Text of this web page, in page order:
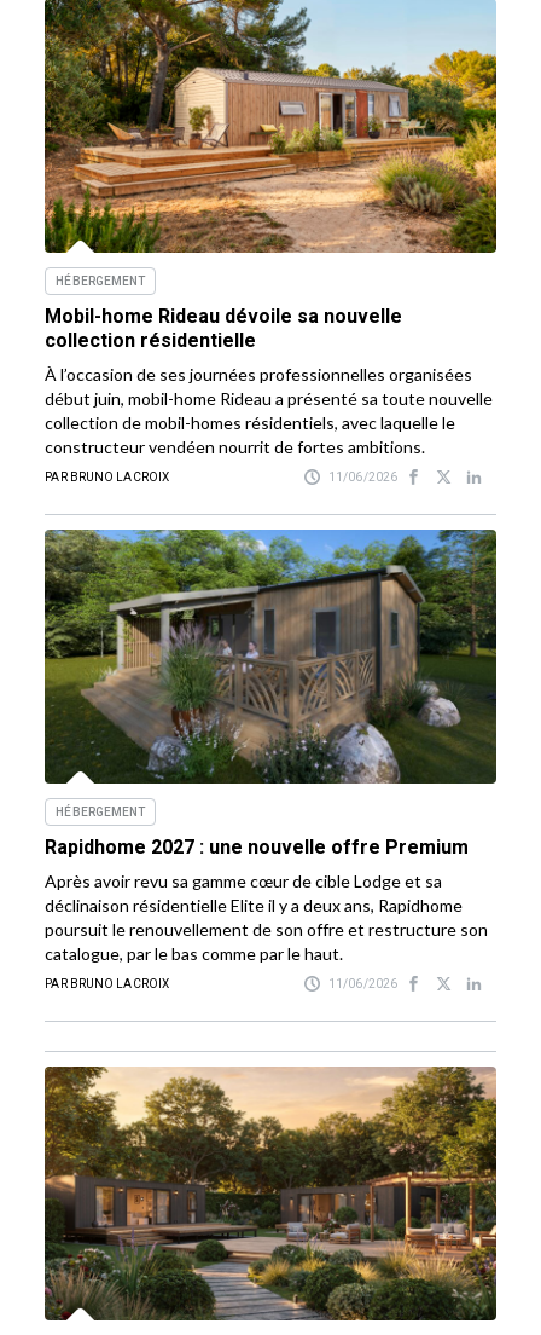
HÉBERGEMENT
Mobil-home Rideau dévoile sa nouvelle
collection résidentielle
À l’occasion de ses journées professionnelles organisées
début juin, mobil-home Rideau a présenté sa toute nouvelle
collection de mobil-homes résidentiels, avec laquelle le
constructeur vendéen nourrit de fortes ambitions.
PAR BRUNO LACROIX 11/06/2026
HÉBERGEMENT
Rapidhome 2027 : une nouvelle offre Premium
Après avoir revu sa gamme cœur de cible Lodge et sa
déclinaison résidentielle Elite il y a deux ans, Rapidhome
poursuit le renouvellement de son offre et restructure son
catalogue, par le bas comme par le haut.
PAR BRUNO LACROIX 11/06/2026